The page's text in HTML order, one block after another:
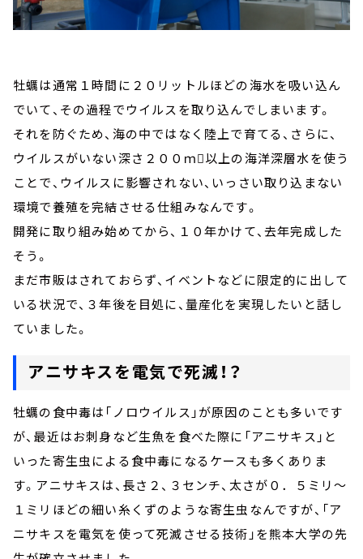
牡蠣は通常１時間に２０リットルほどの海水を吸い込ん
でいて、その過程でウイルスを取り込んでしまいます。
それを防ぐため、海の中ではなく陸上で育てる、さらに、
ウイルスがいない深さ２００ｍ以上の海洋深層水を使う
ことで、ウイルスに影響されない、いっさい取り込まない
環境で養殖を完結させる仕組みなんです。
開発に取り組み始めてから、１０年かけて、去年完成した
そう。
まだ市販はされておらず、イベントなどに限定的に出して
いる状況で、３年後を目処に、量産化を実現したいと話し
ていました。
アニサキスを電気で死滅！？
牡蠣の食中毒は「ノロウイルス」が原因のことも多いです
が、最近はお刺身など生魚を食べた際に「アニサキス」と
いった寄生虫による食中毒になるケースも多くありま
す。アニサキスは、長さ２、３センチ、太さが０．５ミリ～
１ミリほどの細い糸くずのような寄生虫なんですが、「ア
ニサキスを電気を使って死滅させる技術」を熊本大学の先